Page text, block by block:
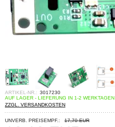
ARTIKEL-NR.: 3017230
AUF LAGER - LIEFERUNG IN 1-2 WERKTAGEN
ZZGL. VERSANDKOSTEN
UNVERB. PREISEMPF.: 17,70 EUR